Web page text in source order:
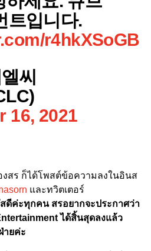
트입니다.
r4hkXSoGBz
씨
16, 2021
สร ก็ได้โพสต์ข้อความลงในอินส
และทวิตเตอร์
ดีค่ะทุกคน สรอยากจะประกาศว่า
ได้สิ้นสุดลงแล้ว
ายค่ะ